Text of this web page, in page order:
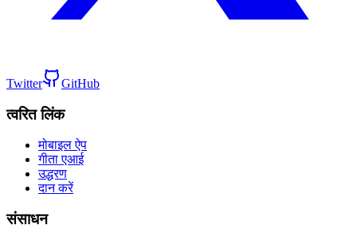
Twitter GitHub
त्वरित लिंक
मोबाइल ऐप
गीता एआई
उद्धरण
दान करें
संसाधन